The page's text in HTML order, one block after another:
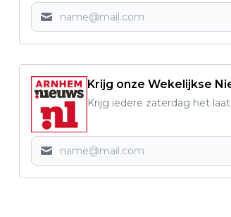
Krijg onze Wekelijkse
Krijg iedere zaterdag het